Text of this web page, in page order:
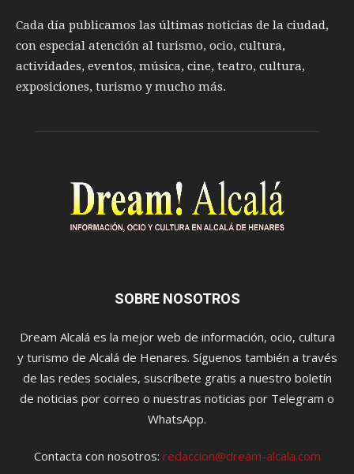
Cada día publicamos las últimas noticias de la ciudad,
con especial atención al turismo, ocio, cultura,
actividades, eventos, música, cine, teatro, cultura,
exposiciones, turismo y mucho más.
SOBRE NOSOTROS
Dream Alcalá es la mejor web de información, ocio, cultura
y turismo de Alcalá de Henares. Síguenos también a través
de las redes sociales, suscríbete gratis a nuestro boletín
de noticias por correo o nuestras noticias por Telegram o
WhatsApp.
Contacta con nosotros: redaccion@dream-alcala.com